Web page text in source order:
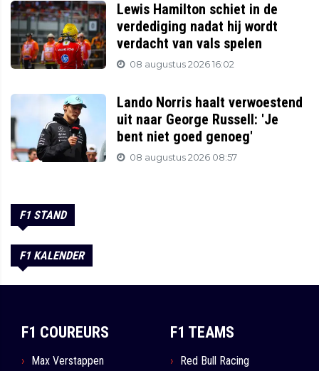
Lewis Hamilton schiet in de
verdediging nadat hij wordt
verdacht van vals spelen
08 augustus 2026 16:02
Lando Norris haalt verwoestend
uit naar George Russell: 'Je
bent niet goed genoeg'
08 augustus 2026 08:57
F1 STAND
F1 KALENDER
F1 COUREURS
Max Verstappen
F1 TEAMS
Red Bull Racing